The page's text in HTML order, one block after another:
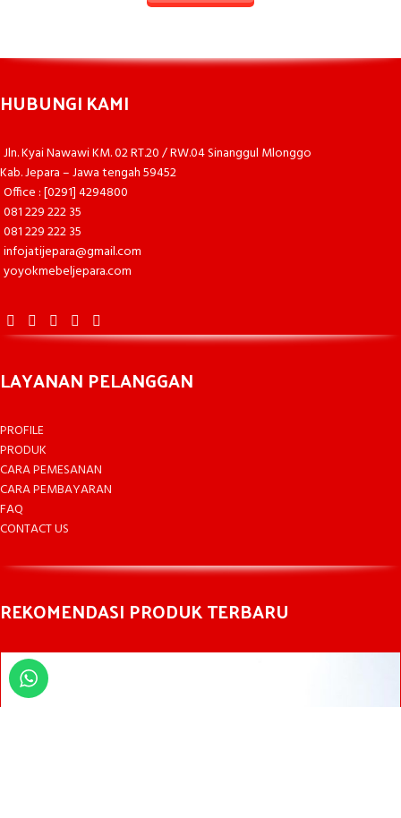
HUBUNGI KAMI
Jln. Kyai Nawawi KM. 02 RT.20 / RW.04 Sinanggul Mlonggo
Kab. Jepara – Jawa tengah 59452
Office : [0291] 4294800
081 229 222 35
081 229 222 35
infojatijepara@gmail.com
yoyokmebeljepara.com
LAYANAN PELANGGAN
PROFILE
PRODUK
CARA PEMESANAN
CARA PEMBAYARAN
FAQ
CONTACT US
REKOMENDASI PRODUK TERBARU